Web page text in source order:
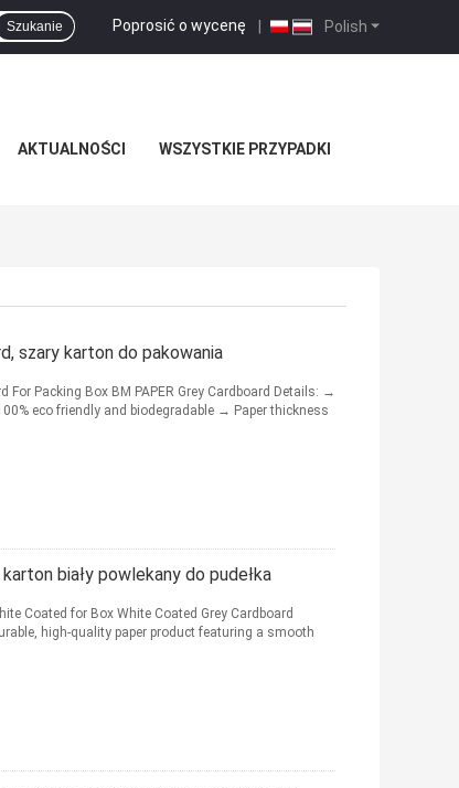
Polish
Poprosić o wycenę |
Szukanie
AKTUALNOŚCI WSZYSTKIE PRZYPADKI
szary karton do pakowania
Packing Box BM PAPER Grey Cardboard Details: →
eco friendly and biodegradable → Paper thickness
biały powlekany do pudełka
Coated for Box White Coated Grey Cardboard
high-quality paper product featuring a smooth